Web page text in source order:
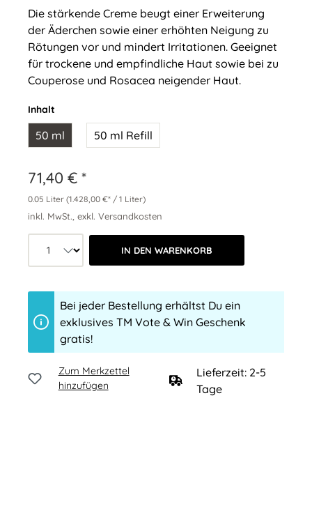
Die stärkende Creme beugt einer Erweiterung
der Äderchen sowie einer erhöhten Neigung zu
Rötungen vor und mindert Irritationen. Geeignet
für trockene und empfindliche Haut sowie bei zu
Couperose und Rosacea neigender Haut.
Inhalt
50 ml 50 ml Refill
71,40 € *
0.05 Liter (1.428,00 €* / 1 Liter)
inkl. MwSt., exkl. Versandkosten
Produkt Anzahl: Wähle die
IN DEN WARENKORB
Bei jeder Bestellung erhältst Du ein
exklusives TM Vote & Win Geschenk
gratis!
Zum Merkzettel
hinzufügen
Lieferzeit: 2-5
Tage